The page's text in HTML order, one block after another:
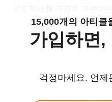
15,000개의 아티클
가입하면,
걱정마세요. 언제